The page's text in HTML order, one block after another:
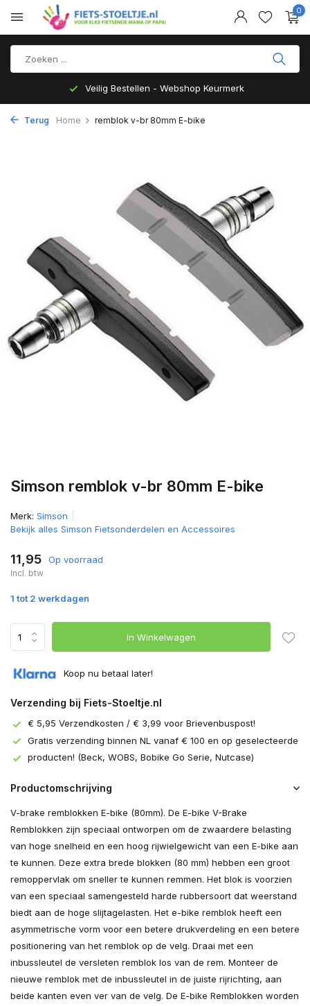
0
Veilig Bestellen - Webshop Keurmerk
Terug Home remblok v-br 80mm E-bike
Simson remblok v-br 80mm E-bike
Merk: Simson
Bekijk alles Simson Fietsonderdelen en Accessoires
11,95 Op voorraad
Incl. btw
1 tot 2 werkdagen
In Winkelwagen
Koop nu betaal later!
Verzending bij Fiets-Stoeltje.nl
€ 5,95 Verzendkosten / € 3,99 voor Brievenbuspost!
Gratis verzending binnen NL vanaf € 100 en op geselecteerde
producten! (Beck, WOBS, Bobike Go Serie, Nutcase)
Productomschrijving
V-brake remblokken E-bike (80mm). De E-bike V-Brake
Remblokken zijn speciaal ontworpen om de zwaardere belasting
van hoge snelheid en een hoog rijwielgewicht van een E-bike aan
te kunnen. Deze extra brede blokken (80 mm) hebben een groot
remoppervlak om sneller te kunnen remmen. Het blok is voorzien
van een speciaal samengesteld harde rubbersoort dat weerstand
biedt aan de hoge slijtagelasten. Het e-bike remblok heeft een
asymmetrische vorm voor een betere drukverdeling en een betere
positionering van het remblok op de velg. Draai met een
inbussleutel de versleten remblok los van de rem. Monteer de
nieuwe remblok met de inbussleutel in de juiste rijrichting, aan
beide kanten even ver van de velg. De E-bike Remblokken worden